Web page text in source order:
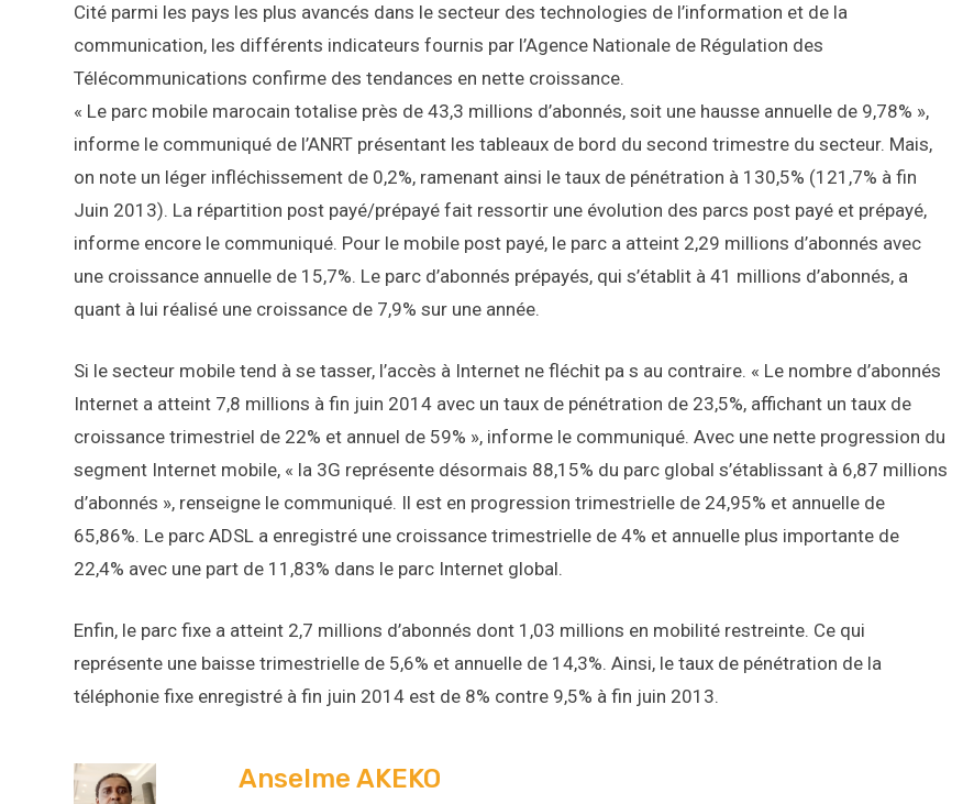
Cité parmi les pays les plus avancés dans le secteur des technologies de l’information et de la
communication, les différents indicateurs fournis par l’Agence Nationale de Régulation des
Télécommunications confirme des tendances en nette croissance.
« Le parc mobile marocain totalise près de 43,3 millions d’abonnés, soit une hausse annuelle de 9,78% »,
informe le communiqué de l’ANRT présentant les tableaux de bord du second trimestre du secteur. Mais,
on note un léger infléchissement de 0,2%, ramenant ainsi le taux de pénétration à 130,5% (121,7% à fin
Juin 2013). La répartition post payé/prépayé fait ressortir une évolution des parcs post payé et prépayé,
informe encore le communiqué. Pour le mobile post payé, le parc a atteint 2,29 millions d’abonnés avec
une croissance annuelle de 15,7%. Le parc d’abonnés prépayés, qui s’établit à 41 millions d’abonnés, a
quant à lui réalisé une croissance de 7,9% sur une année.
Si le secteur mobile tend à se tasser, l’accès à Internet ne fléchit pa s au contraire. « Le nombre d’abonnés
Internet a atteint 7,8 millions à fin juin 2014 avec un taux de pénétration de 23,5%, affichant un taux de
croissance trimestriel de 22% et annuel de 59% », informe le communiqué. Avec une nette progression du
segment Internet mobile, « la 3G représente désormais 88,15% du parc global s’établissant à 6,87 millions
d’abonnés », renseigne le communiqué. Il est en progression trimestrielle de 24,95% et annuelle de
65,86%. Le parc ADSL a enregistré une croissance trimestrielle de 4% et annuelle plus importante de
22,4% avec une part de 11,83% dans le parc Internet global.
Enfin, le parc fixe a atteint 2,7 millions d’abonnés dont 1,03 millions en mobilité restreinte. Ce qui
représente une baisse trimestrielle de 5,6% et annuelle de 14,3%. Ainsi, le taux de pénétration de la
téléphonie fixe enregistré à fin juin 2014 est de 8% contre 9,5% à fin juin 2013.
Anselme AKEKO